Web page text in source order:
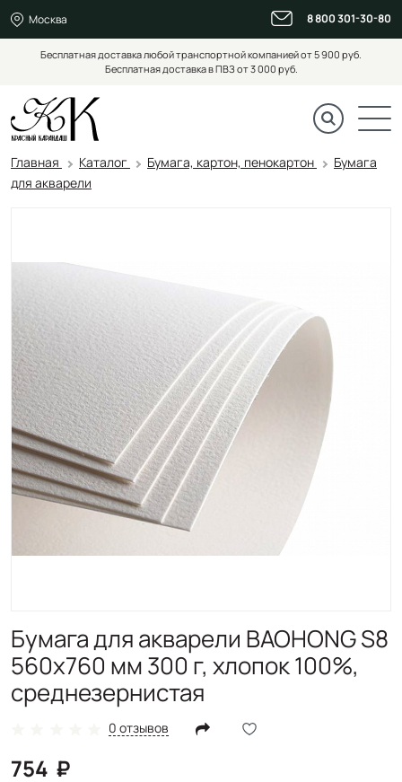
Москва 8 800 301-30-80
Бесплатная доставка любой транспортной компанией от 5 900 руб.
Бесплатная доставка в ПВЗ от 3 000 руб.
Главная Каталог Бумага, картон, пенокартон
Бумага
для акварели
Бумага для акварели BAOHONG S8
560х760 мм 300 г, хлопок 100%,
среднезернистая
0 отзывов
754